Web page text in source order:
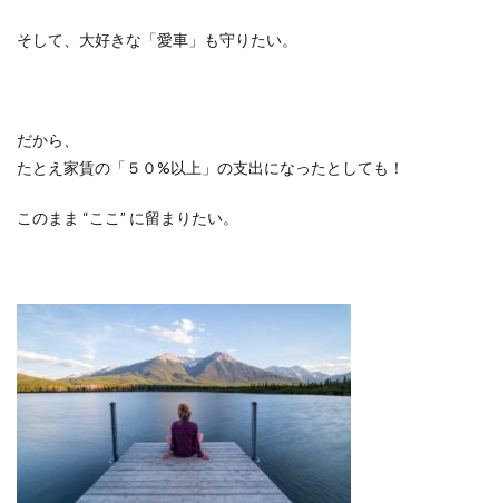
そして、大好きな「愛車」も守りたい。
だから、
たとえ家賃の「５０%以上」の支出になったとしても！
このまま “ここ ” に留まりたい。